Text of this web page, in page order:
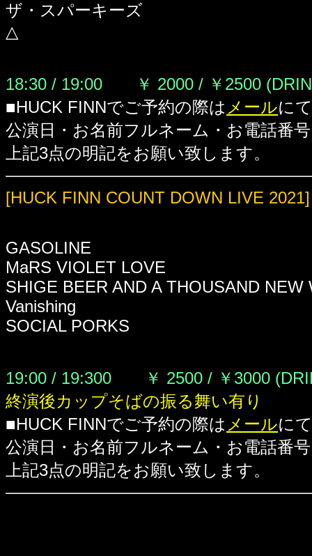
ザ・スパーキーズ
△
18:30 / 19:00 ￥ 2000 / ￥2500
■HUCK FINNでご予約の際は メールに
公演日・お名前フルネーム・お電話番号
上記3点の明記をお願い致します。
[HUCK FINN COUNT DOWN LIVE 2021]
GASOLINE
MaRS VIOLET LOVE
SHIGE BEER AND A THOUSAND NEW
Vanishing
SOCIAL PORKS
19:00 / 19:300 ￥ 2500 / ￥3000
終演後カップそばの振る舞い有り
■HUCK FINNでご予約の際は メールに
公演日・お名前フルネーム・お電話番号
上記3点の明記をお願い致します。